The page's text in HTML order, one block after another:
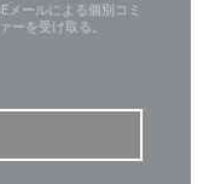
メールによる個別コミ
ーを受け取る。